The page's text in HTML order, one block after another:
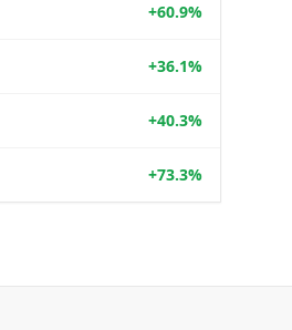
+60.9%
+36.1%
+40.3%
+73.3%